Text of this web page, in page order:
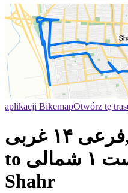
aplikacji BikemapOtwórz tę
فرعی ۱۴ غربی, Shahin Shahr
to بن بست ۱ شمالی, Shahin
Shahr